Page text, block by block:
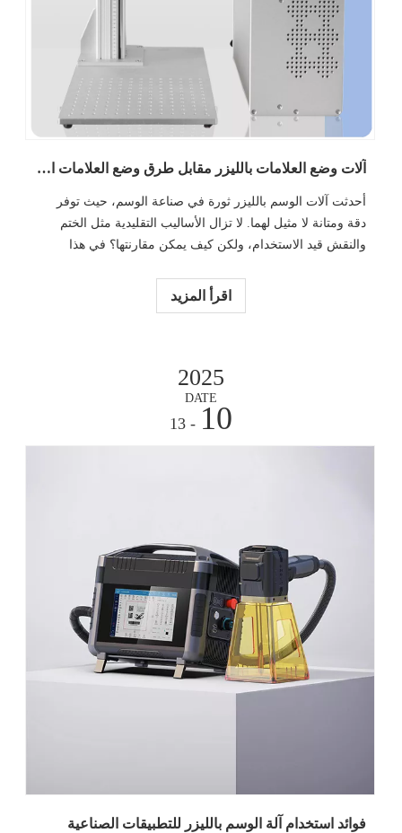
آلات وضع العلامات بالليزر مقابل طرق وضع العلامات التقليدية: مقارنة
أحدثت آلات الوسم بالليزر ثورة في صناعة الوسم، حيث توفر
دقة ومتانة لا مثيل لهما. لا تزال الأساليب التقليدية مثل الختم
والنقش قيد الاستخدام، ولكن كيف يمكن مقارنتها؟ في هذا
أهمية اختيار الأسلوب المناسب لها
اقرأ المزيد
2025
DATE
10
- 13
فوائد استخدام آلة الوسم بالليزر للتطبيقات الصناعية